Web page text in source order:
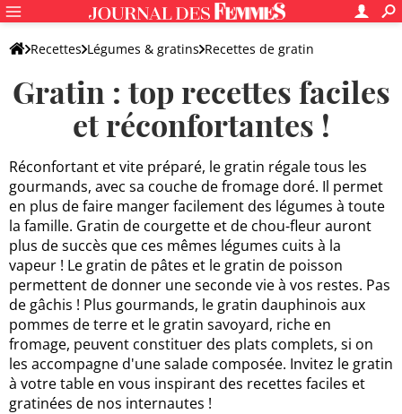
Recettes Légumes & gratins Recettes de gratin
Gratin : top recettes faciles
et réconfortantes !
Réconfortant et vite préparé, le gratin régale tous les
gourmands, avec sa couche de fromage doré. Il permet
en plus de faire manger facilement des légumes à toute
la famille. Gratin de courgette et de chou-fleur auront
plus de succès que ces mêmes légumes cuits à la
vapeur ! Le gratin de pâtes et le gratin de poisson
permettent de donner une seconde vie à vos restes. Pas
de gâchis ! Plus gourmands, le gratin dauphinois aux
pommes de terre et le gratin savoyard, riche en
fromage, peuvent constituer des plats complets, si on
les accompagne d'une salade composée. Invitez le gratin
à votre table en vous inspirant des recettes faciles et
gratinées de nos internautes !